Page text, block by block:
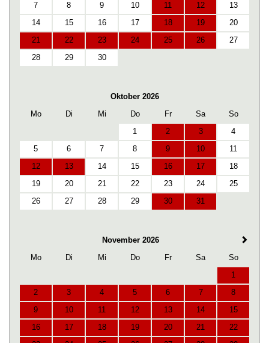
7
8 9 10 11 12
13
14
15 16 17 18 19
20
21
22 23 24 25 26
27
28
29 30
Oktober 2026
Mo
Di Mi Do Fr Sa
So
1
2 3
4
5
6 7 8 9 10
11
12
13 14 15 16 17
18
19
20 21 22 23 24
25
26
27 28 29 30 31
November 2026
Mo
Di Mi Do Fr Sa
So
1
2
3 4 5 6 7
8
9
10 11 12 13 14
15
16
17 18 19 20 21
22